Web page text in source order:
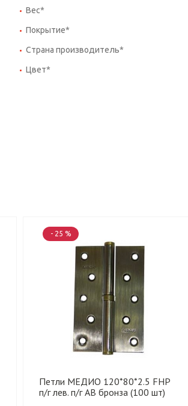
Вес*
Покрытие*
Страна производитель*
Цвет*
- 25 %
Петли МЕДИО 120*80*2.5 FHP
п/г лев. п/г AB бронза (100 шт)